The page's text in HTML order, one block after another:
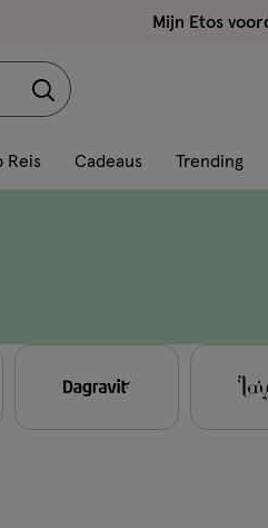
Mijn Etos
Reis Cadeaus Trending